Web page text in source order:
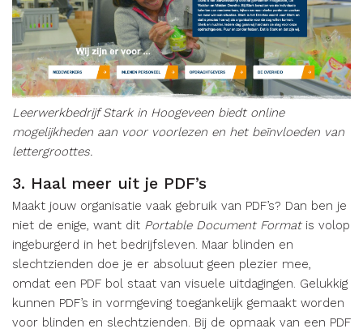
Leerwerkbedrijf Stark in Hoogeveen biedt online
mogelijkheden aan voor voorlezen en het beïnvloeden van
lettergroottes.
3. Haal meer uit je PDF’s
Maakt jouw organisatie vaak gebruik van PDF’s? Dan ben je
niet de enige, want dit Portable Document Formatis volop
ingeburgerd in het bedrijfsleven. Maar blinden en
slechtzienden doe je er absoluut geen plezier mee,
omdat een PDF bol staat van visuele uitdagingen. Gelukkig
kunnen PDF’s in vormgeving toegankelijk gemaakt worden
voor blinden en slechtzienden. Bij de opmaak van een PDF